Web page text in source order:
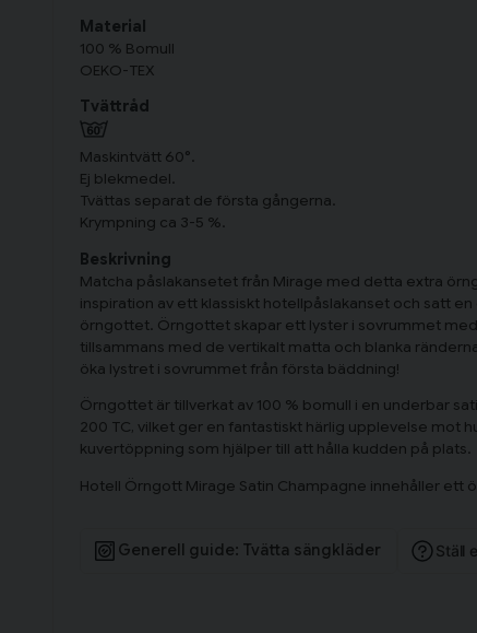
Material
100 % Bomull
OEKO-TEX
Tvättråd
Maskintvätt 60°.
Ej blekmedel.
Tvättas separat de första gångerna.
Krympning ca 3-5 %.
Beskrivning
Matcha påslakansetet från Mirage med detta extra
inspiration av ett klassiskt hotellpåslakanset och satt
örngottet. Örngottet skapar ett lyster i sovrummet
tillsammans med de vertikalt matta och blanka
öka lystret i sovrummet från första bäddning!
Örngottet är tillverkat av 100 % bomull i en underbar
200 TC, vilket ger en fantastiskt härlig upplevelse mot
kuvertöppning som hjälper till att hålla kudden på plats.
Hotell Örngott Mirage Satin Champagne innehåller ett
Generell guide: Tvätta sängkläder Ställ